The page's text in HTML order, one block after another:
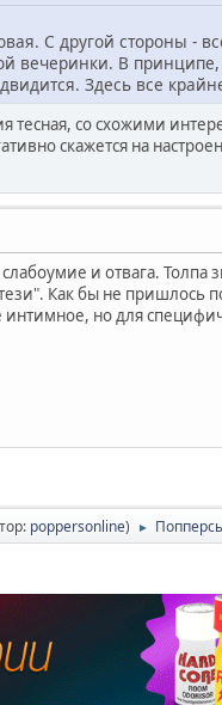
С другой стороны -
вечеринки. В
Здесь все
тесная, со схожими
скажется на
и отвага.
Как бы не пришлось
но для
poppersonline) ►